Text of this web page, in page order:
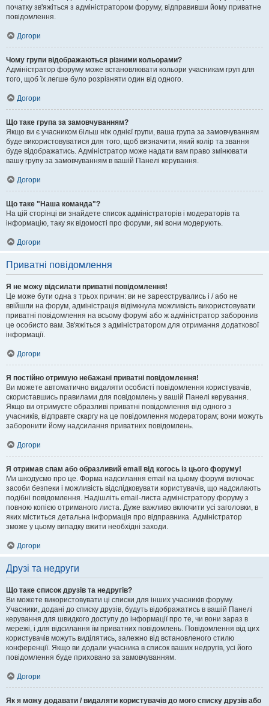
початку зв'яжіться з адміністратором форуму, відправивши йому приватне
повідомлення.
Догори
Чому групи відображаються різними кольорами?
Адміністратор форуму може встановлювати кольори учасникам груп для
того, щоб їх легше було розрізняти один від одного.
Догори
Що таке група за замовчуванням?
Якщо ви є учасником більш ніж однієї групи, ваша група за замовчуванням
буде використовуватися для того, щоб визначити, який колір та звання
буде відображатись. Адміністратор може надати вам право змінювати
вашу групу за замовчуванням в вашій Панелі керування.
Догори
Що таке "Наша команда"?
На цій сторінці ви знайдете список адміністраторів і модераторів та
інформацію, таку як відомості про форуми, які вони модерують.
Догори
Приватні повідомлення
Я не можу відсилати приватні повідомлення!
Це може бути одна з трьох причин: ви не зареєструвались і / або не
ввійшли на форум, адміністрація відімкнула можливість використовувати
приватні повідомлення на всьому форумі або ж адміністратор заборонив
це особисто вам. Зв'яжіться з адміністратором для отримання додаткової
інформації.
Догори
Я постійно отримую небажані приватні повідомлення!
Ви можете автоматично видаляти особисті повідомлення користувачів,
скориставшись правилами для повідомлень у вашій Панелі керування.
Якщо ви отримуєте образливі приватні повідомлення від одного з
учасників, відправте скаргу на це повідомлення модераторам; вони можуть
заборонити йому надсилання приватних повідомлень.
Догори
Я отримав спам або образливий email від когось із цього форуму!
Ми шкодуємо про це. Форма надсилання email на цьому форумі включає
засоби безпеки і можливість відслідковувати користувачів, що надсилають
подібні повідомлення. Надішліть email-листа адміністратору форуму з
повною копією отриманого листа. Дуже важливо включити усі заголовки, в
яких міститься детальна інформація про відправника. Адміністратор
зможе у цьому випадку вжити необхідні заходи.
Догори
Друзі та недруги
Що таке список друзів та недругів?
Ви можете використовувати ці списки для інших учасників форуму.
Учасники, додані до списку друзів, будуть відображатись в вашій Панелі
керування для швидкого доступу до інформації про те, чи вони зараз в
мережі, і для відсилання їм приватних повідомлень. Повідомлення від цих
користувачів можуть виділятись, залежно від встановленого стилю
конференції. Якщо ви додали учасника в список ваших недругів, усі його
повідомлення буде приховано за замовчуванням.
Догори
Як я можу додавати / видаляти користувачів до мого списку друзів або